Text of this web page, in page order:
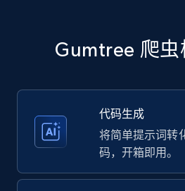
Title, Seller name, Brand,
more.
35.3K+ 5.7K+
Gumtree 爬虫
代码生成
将简单提示词转
码，开箱即用。